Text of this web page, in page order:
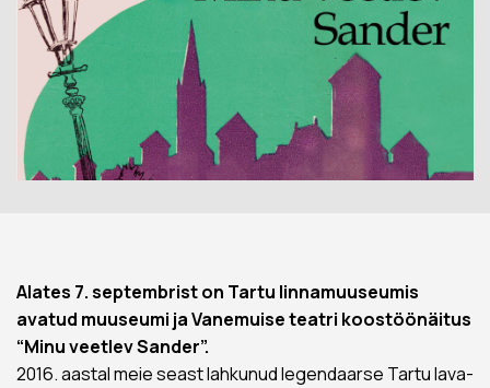
Alates 7. septembrist on Tartu linnamuuseumis
avatud muuseumi ja Vanemuise teatri koostöönäitus
“Minu veetlev Sander”.
2016. aastal meie seast lahkunud legendaarse Tartu lava-